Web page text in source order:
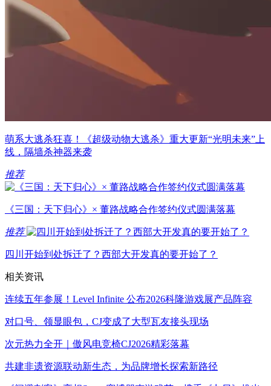
萌系大逃杀狂喜！《超级动物大逃杀》重大更新“光明未来”上
线，隔墙杀神器来袭
推荐
《三国：天下归心》× 董路战略合作签约仪式圆满落幕
推荐
四川开始到处拆迁了？西部大开发真的要开始了？
相关资讯
连续五年参展！Level Infinite 公布2026科隆游戏展产品阵容
对口号、领显眼包，CJ变成了大型瓦友接头现场
次元热力全开｜傲风电竞椅CJ2026精彩落幕
共建非遗资源联动新生态，为品牌增长探索新路径